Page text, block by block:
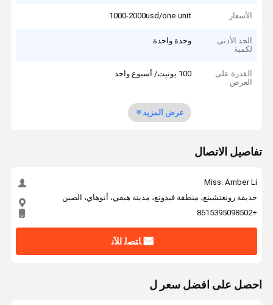
الأسعار 1000-2000usd/one unit
الحد الأدنى
لكمية
وحدة واحدة
القدرة على
العرض
100 يونيت/ أسبوع واحد
عرض المزيد
تفاصيل الاتصال
Miss. Amber Li
حديقة رونغتشينغ، منطقة فيدونغ، مدينة هيفي، أنوهاي، الصين
+8615395098502
ﺎﺘﺼﻟ ﺍﻶﻧ
احصل على افضل سعر ل